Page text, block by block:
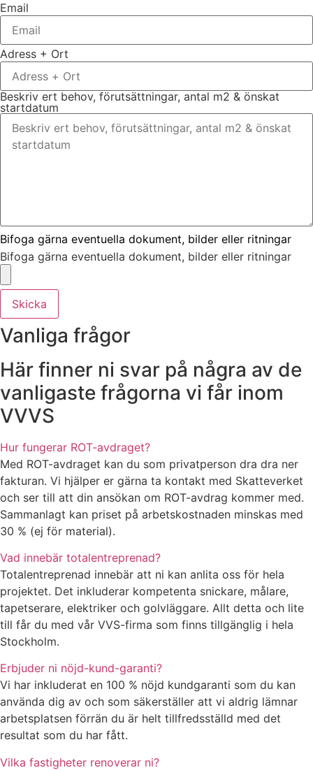
Email
Adress + Ort
Beskriv ert behov, förutsättningar, antal m2 & önskat
startdatum
Bifoga gärna eventuella dokument, bilder eller ritningar
Bifoga gärna eventuella dokument, bilder eller ritningar
Skicka
Vanliga frågor
Här finner ni svar på några av de
vanligaste frågorna vi får inom
VVVS
Hur fungerar ROT-avdraget?
Med ROT-avdraget kan du som privatperson dra dra ner
fakturan. Vi hjälper er gärna ta kontakt med Skatteverket
och ser till att din ansökan om ROT-avdrag kommer med.
Sammanlagt kan priset på arbetskostnaden minskas med
30 % (ej för material).
Vad innebär totalentreprenad?
Totalentreprenad innebär att ni kan anlita oss för hela
projektet. Det inkluderar kompetenta snickare, målare,
tapetserare, elektriker och golvläggare. Allt detta och lite
till får du med vår VVS-firma som finns tillgänglig i hela
Stockholm.
Erbjuder ni nöjd-kund-garanti?
Vi har inkluderat en 100 % nöjd kundgaranti som du kan
använda dig av och som säkerställer att vi aldrig lämnar
arbetsplatsen förrän du är helt tillfredsställd med det
resultat som du har fått.
Vilka fastigheter renoverar ni?